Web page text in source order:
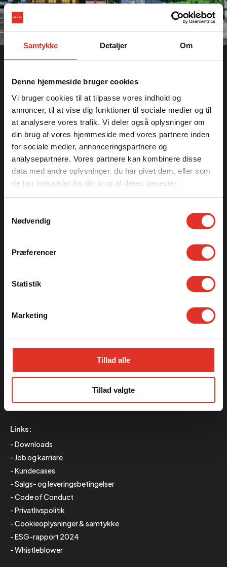
Samtykke Detaljer Om
Denne hjemmeside bruger cookies
Vi bruger cookies til at tilpasse vores indhold og
annoncer, til at vise dig funktioner til sociale medier og til
at analysere vores trafik. Vi deler også oplysninger om
din brug af vores hjemmeside med vores partnere inden
for sociale medier, annonceringspartnere og
analysepartnere. Vores partnere kan kombinere disse
data med andre oplysninger, du har givet dem, eller som
de har indsamlet fra din brug af deres tjenester.
Nødvendig
Præferencer
Statistik
Marketing
Tillad alle
Tillad valgte
PRIESS A/S
Tel.:+45 9744 1011
salg@priess.dk
Kontor & produktion
Sevelvej 51
DK-7830 Vinderup
Produktion
Mørupvej 33
priess@priess-dh.dk
Mørupvej 29C
Produktion
Links:
Downloads
Job og karriere
Kundecases
Salgs- og leveringsbetingelser
Code of Conduct
Privatlivspolitik
Cookieoplysninger & samtykke
ESG-rapport 2024
Whistleblower